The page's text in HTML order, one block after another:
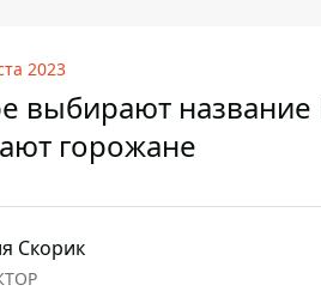
2023
выбирают название
горожане
Скорик